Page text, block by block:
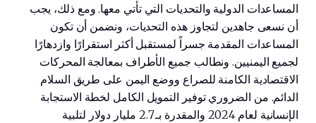
المساعدات الدولية والتحديات التي تأتي معها. ومع ذلك، يجب
أن نسعى جاهدين لتجاوز هذه التحديات، ونضمن أن تكون
المساعدات المقدمة جسراً لمستقبل أكثر استقرارًا وازدهارًا
لجميع اليمنيين. ونطالب جميع الأطراف بمعالجة المحركات
الاقتصادية الكامنة للصراع ووضع اليمن على طريق السلام
الدائم. من الضروري توفير التمويل الكامل لخطة الاستجابة
الإنسانية لعام 2024 والمقدرة بـ 2.7 مليار دولار لتلبية